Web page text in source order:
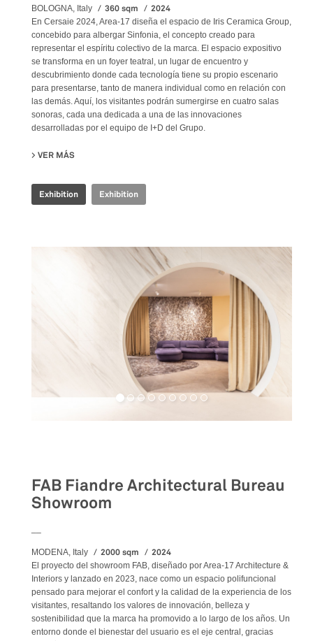
BOLOGNA, Italy 360 sqm 2024
En Cersaie 2024, Area-17 diseña el espacio de Iris Ceramica Group,
concebido para albergar Sinfonia, el concepto creado para
representar el espíritu colectivo de la marca. El espacio expositivo
se transforma en un foyer teatral, un lugar de encuentro y
descubrimiento donde cada tecnología tiene su propio escenario
para presentarse, tanto de manera individual como en relación con
las demás. Aquí, los visitantes podrán sumergirse en cuatro salas
sonoras, cada una dedicada a una de las innovaciones
desarrolladas por el equipo de I+D del Grupo.
VER MÁS
Exhibition Exhibition
FAB Fiandre Architectural Bureau
Showroom
MODENA, Italy 2000 sqm 2024
El proyecto del showroom FAB, diseñado por Area-17 Architecture &
Interiors y lanzado en 2023, nace como un espacio polifuncional
pensado para mejorar el confort y la calidad de la experiencia de los
visitantes, resaltando los valores de innovación, belleza y
sostenibilidad que la marca ha promovido a lo largo de los años. Un
entorno donde el bienestar del usuario es el eje central, gracias